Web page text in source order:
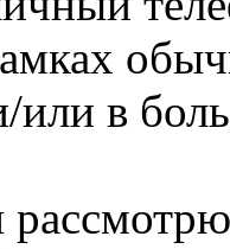
или в